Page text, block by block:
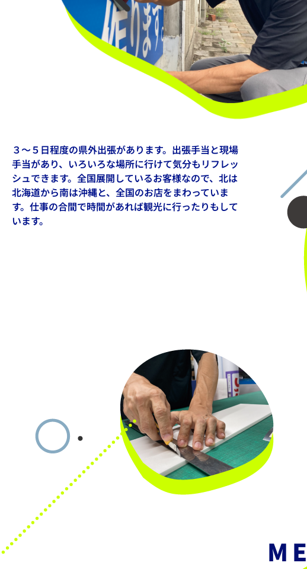
３～５日程度の県外出張があります。出張手当と現場
手当があり、いろいろな場所に行けて気分もリフレッ
シュできます。全国展開しているお客様なので、北は
北海道から南は沖縄と、全国のお店をまわっていま
す。仕事の合間で時間があれば観光に行ったりもして
います。